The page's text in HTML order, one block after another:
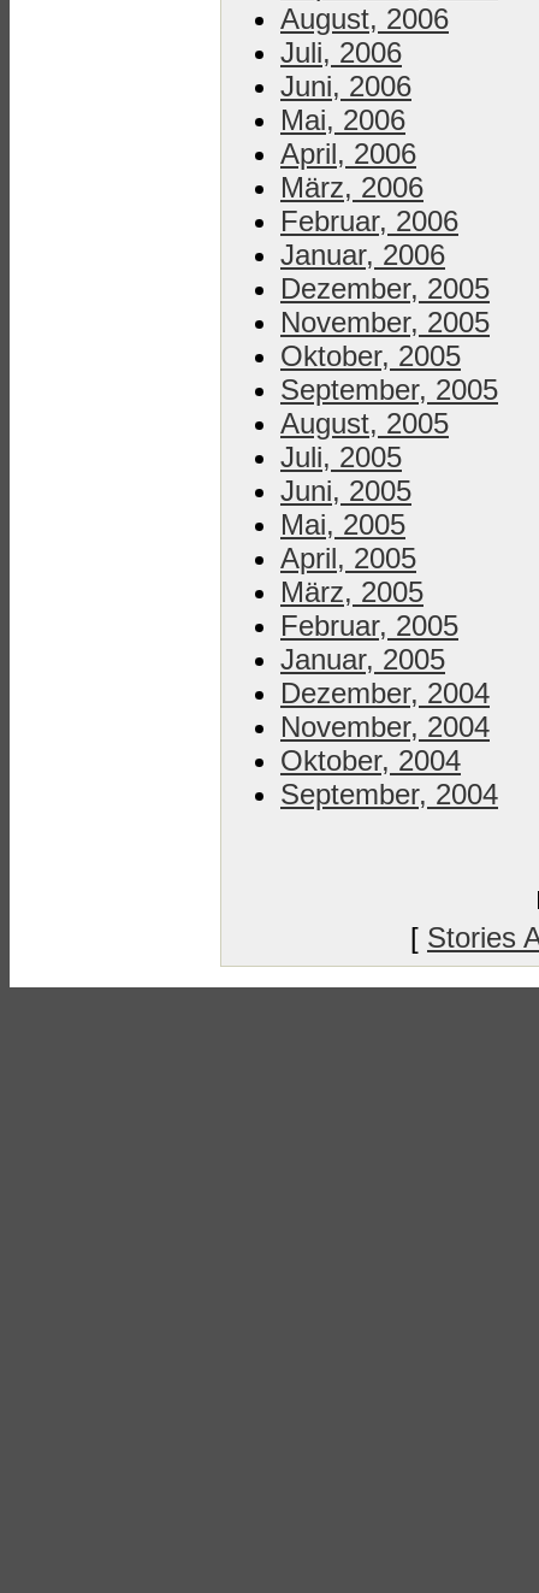
August, 2006
Juli, 2006
Juni, 2006
Mai, 2006
April, 2006
März, 2006
Februar, 2006
Januar, 2006
Dezember, 2005
November, 2005
Oktober, 2005
September, 2005
August, 2005
Juli, 2005
Juni, 2005
Mai, 2005
April, 2005
März, 2005
Februar, 2005
Januar, 2005
Dezember, 2004
November, 2004
Oktober, 2004
September, 2004
[ Stories